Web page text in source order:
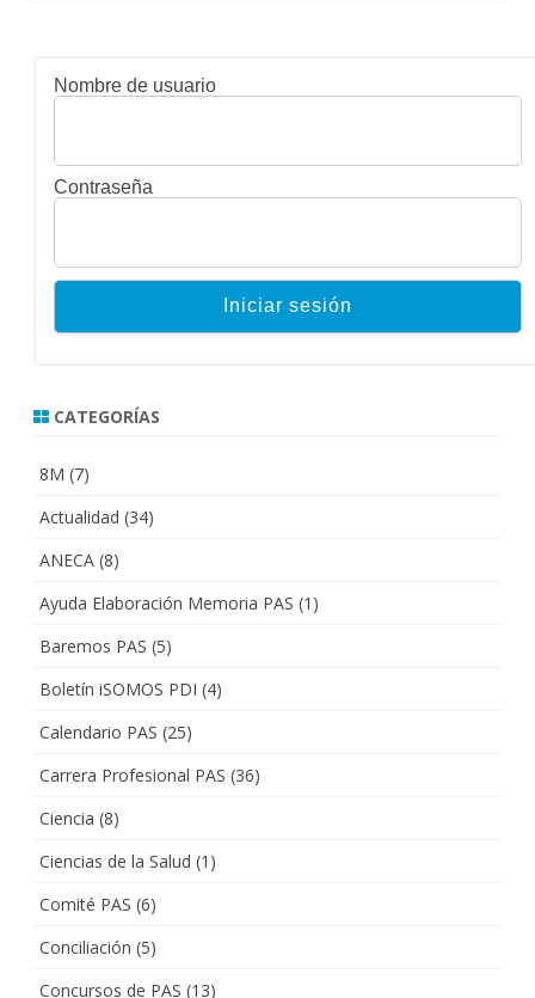
Nombre de usuario
Contraseña
CATEGORÍAS
8M (7)
Actualidad (34)
ANECA (8)
Ayuda Elaboración Memoria PAS (1)
Baremos PAS (5)
Boletín iSOMOS PDI (4)
Calendario PAS (25)
Carrera Profesional PAS (36)
Ciencia (8)
Ciencias de la Salud (1)
Comité PAS (6)
Conciliación (5)
Concursos de PAS (13)